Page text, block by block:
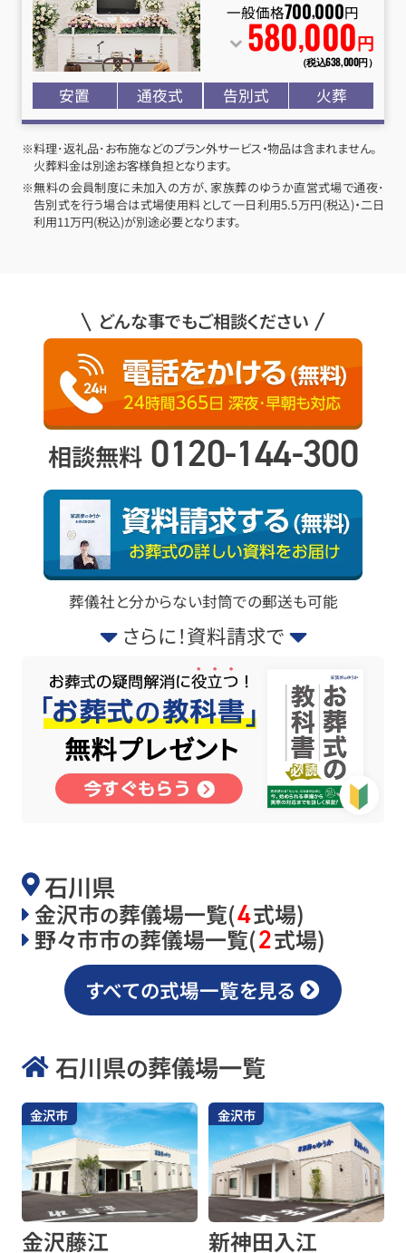
一般価格700,000円
580,000円
（税込638,000円）
安置 通夜式 告別式 火葬
※料理･返礼品･お布施などのプラン外サービス・物品は含まれません。
火葬料金は別途お客様負担となります。
※無料の会員制度に未加入の方が､家族葬のゆうか直営式場で通夜･
告別式を行う場合は式場使用料として一日利用5.5万円(税込)・二日
利用11万円(税込)が別途必要となります。
どんな事でもご相談ください
相談無料 0120-144-300
葬儀社と分からない封筒での郵送も可能
さらに！資料請求で
石川県
金沢市の葬儀場一覧(4式場)
野々市市の葬儀場一覧(2式場)
すべての式場一覧を見る
石川県の葬儀場一覧
金沢市
金沢藤江
金沢市
新神田入江